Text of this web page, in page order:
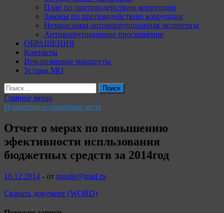
План по противодействию коррупции
Законы по противодействию коррупции
Независимая антикоррупционная экспертиза
Антикоррупционное просвещение
ОБРАЩЕНИЯ
Контакты
Инклюзивные маршруты
Уставы МО
Найти:
Главное меню
Нормативно-правовые акты
Отчет о мерах по повышению
эфективности испльзования
бюджетных средств за 2014год
10.12.2014 - от ingsite@mail.ru
Скачать документ (WORD)